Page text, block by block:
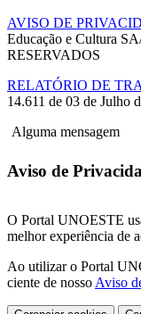
AVISO DE
Educação e Cultura
RESERVADOS
RELATÓRIO DE
14.611 de 03 de Julho
Alguma mensagem
Aviso de
O Portal UNOESTE
melhor experiência de
Ao utilizar o Portal
ciente de nosso Aviso